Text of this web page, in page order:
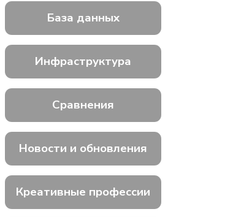
База данных
Инфраструктура
Сравнения
Новости и обновления
Креативные профессии